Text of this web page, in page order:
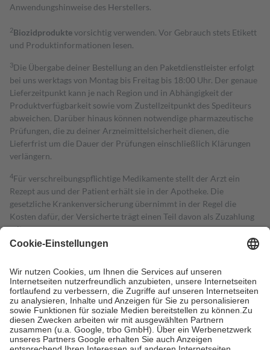
Anwendungshinweise des Herstellers.
2Biozidproduktevorsichtig verwenden. Vor Gebrauch stets Etikett
und Produktinformationen lesen.
3Die Übergabe deiner Bestellung an den Paketdienstleister erfolgt
bei uns werktags von Montag bis Freitag bis 18:00 Uhr. Der genaue
Lieferzeitpunkt kann je nach Region und in Abhängigkeit der
Produktverfügbarkeit sowie vom Zustellzeitpunkt des Spediteurs
abweichen. Darüber hinaus können notwendige pharmazeutische
Prüfungen, die zu deiner Arzneimittelsicherheit dienen, die
Lieferfrist um die Dauer der Prüfungen einschließlich Klärungen
verlängern.
4Für verschreibungspflichtige Medikamente stellt der Arzt ein
Rezept aus und der Patient erhält sie in der Apotheke. Die
gesetzliche Krankenversicherung übernimmt in der Regel die
Kosten dafür, der Versicherte trägt einen Teil davon als Zuzahlung
mit.
Grundsätzlich leisten Mitglieder Zuzahlungen in Höhe von zehn
höchstens zehn Euro.
Es sind jedoch nie mehr als die tatsächlichen
Kosten der Leistung zu entrichten.
Diese Regeln gelten grundsätzlich auch für Online-Apotheken.
Bei Heilmitteln und häuslicher Krankenpflege beträgt die
Zuzahlung zehn Prozent der Kosten sowie zehn Euro je
Verordnung.
Um das Engagement der Versicherten für ihre eigene Gesundheit zu